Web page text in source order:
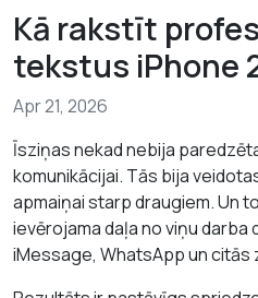
Kā rakstīt
tekstus iPhone
Apr 21, 2026
Īsziņas nekad nebija
komunikācijai. Tās bija
apmaiņai starp draugiem. Un
ievērojama daļa no viņu darba
iMessage, WhatsApp un citās